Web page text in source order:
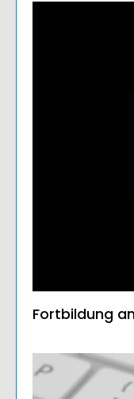
Fortbildung